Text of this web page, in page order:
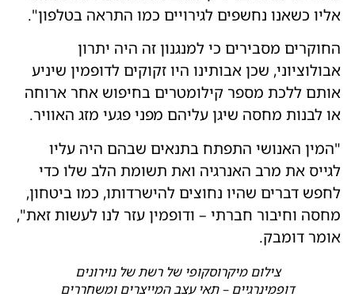
אליו כשאנו נחשפים לגירויים כמו התראה בטלפון".
החוקרים מסבירים כי למנגנון זה היה יתרון
אבולוציוני, שכן אבותינו היו זקוקים לדופמין שיניע
אותם ללכת מספר קילומטרים בחיפוש אחר ארוחה
או לבנות מחסה שיגן עליהם מפני פגעי מזג האוויר.
"המין האנושי התפתח בתנאים שבהם היה עליו
לגייס את מרב האנרגיה ואת תשומת הלב שלו כדי
לחפש דברים שהיו נחוצים להישרדותו, כמו ביטחון,
מחסה וחיבור חברתי – ודופמין עזר לנו לעשות זאת",
אומר דומבק.
צילום מיקרוסקופי של רשת של נוירונים
דופמינרגיים – תאי עצב המייצרים ומשחררים